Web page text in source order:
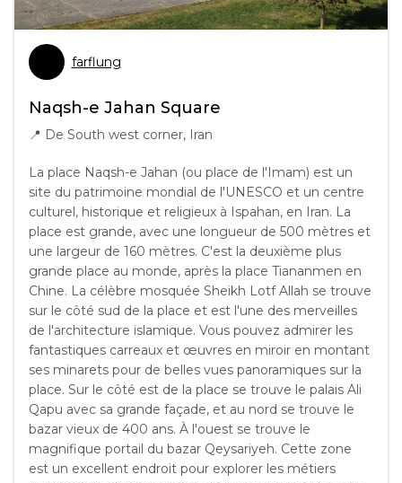
farflung
Naqsh-e Jahan Square
📍 De South west corner, Iran
La place Naqsh-e Jahan (ou place de l'Imam) est un
site du patrimoine mondial de l'UNESCO et un centre
culturel, historique et religieux à Ispahan, en Iran. La
place est grande, avec une longueur de 500 mètres et
une largeur de 160 mètres. C'est la deuxième plus
grande place au monde, après la place Tiananmen en
Chine. La célèbre mosquée Sheikh Lotf Allah se trouve
sur le côté sud de la place et est l'une des merveilles
de l'architecture islamique. Vous pouvez admirer les
fantastiques carreaux et œuvres en miroir en montant
ses minarets pour de belles vues panoramiques sur la
place. Sur le côté est de la place se trouve le palais Ali
Qapu avec sa grande façade, et au nord se trouve le
bazar vieux de 400 ans. À l'ouest se trouve le
magnifique portail du bazar Qeysariyeh. Cette zone
est un excellent endroit pour explorer les métiers